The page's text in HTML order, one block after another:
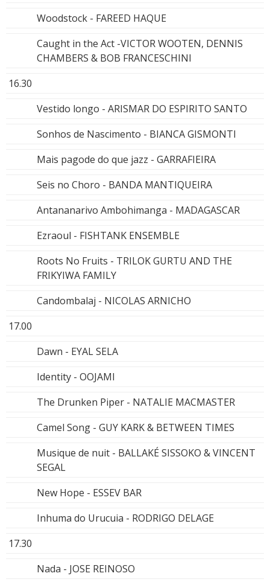
Woodstock - FAREED HAQUE
Caught in the Act -VICTOR WOOTEN, DENNIS
CHAMBERS & BOB FRANCESCHINI
16.30
Vestido longo - ARISMAR DO ESPIRITO SANTO
Sonhos de Nascimento - BIANCA GISMONTI
Mais pagode do que jazz - GARRAFIEIRA
Seis no Choro - BANDA MANTIQUEIRA
Antananarivo Ambohimanga - MADAGASCAR
Ezraoul - FISHTANK ENSEMBLE
Roots No Fruits - TRILOK GURTU AND THE
FRIKYIWA FAMILY
Candombalaj - NICOLAS ARNICHO
17.00
Dawn - EYAL SELA
Identity - OOJAMI
The Drunken Piper - NATALIE MACMASTER
Camel Song - GUY KARK & BETWEEN TIMES
Musique de nuit - BALLAKÉ SISSOKO & VINCENT
SEGAL
New Hope - ESSEV BAR
Inhuma do Urucuia - RODRIGO DELAGE
17.30
Nada - JOSE REINOSO